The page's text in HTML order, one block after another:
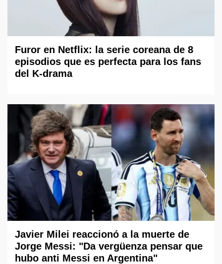
Furor en Netflix: la serie coreana de 8
episodios que es perfecta para los fans
del K-drama
Javier Milei reaccionó a la muerte de
Jorge Messi: "Da vergüenza pensar que
hubo anti Messi en Argentina"